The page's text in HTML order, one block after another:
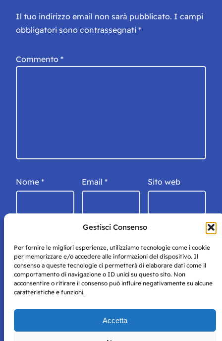
Gestisci Consenso
Per fornire le migliori esperienze, utilizziamo tecnologie come i cookie
per memorizzare e/o accedere alle informazioni del dispositivo. Il
consenso a queste tecnologie ci permetterà di elaborare dati come il
comportamento di navigazione o ID unici su questo sito. Non
acconsentire o ritirare il consenso può influire negativamente su alcune
caratteristiche e funzioni.
Accetta
Il tuo indirizzo email non sarà pubblicato. I campi
obbligatori sono contrassegnati *
Commento *
Nome * Email * Sito web
Storie di Napoli è una testata registrata presso il tribunale di